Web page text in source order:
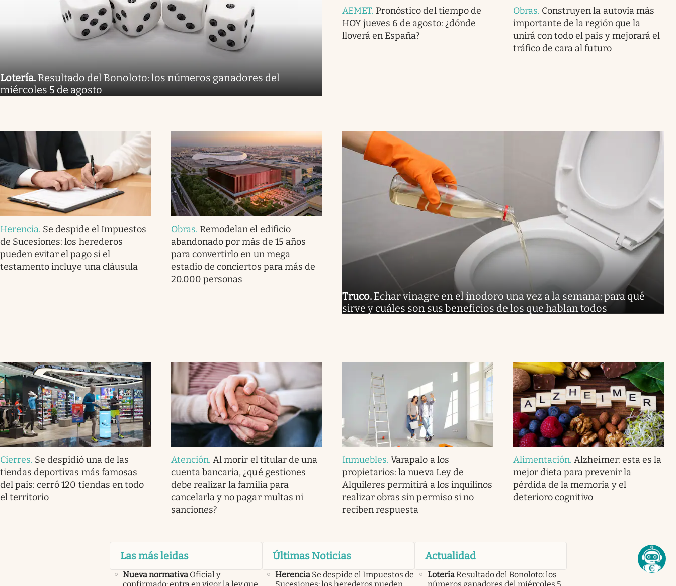
Lotería. Resultado del Bonoloto: los números ganadores del
miércoles 5 de agosto
AEMET. Pronóstico del tiempo de
HOY jueves 6 de agosto: ¿dónde
lloverá en España?
Obras. Construyen la autovía más
importante de la región que la
unirá con todo el país y mejorará el
tráfico de cara al futuro
Herencia. Se despide el Impuestos
de Sucesiones: los herederos
pueden evitar el pago si el
testamento incluye una cláusula
Obras. Remodelan el edificio
abandonado por más de 15 años
para convertirlo en un mega
estadio de conciertos para más de
20.000 personas
Truco. Echar vinagre en el inodoro una vez a la semana: para qué
sirve y cuáles son sus beneficios de los que hablan todos
Cierres. Se despidió una de las
tiendas deportivas más famosas
del país: cerró 120 tiendas en todo
el territorio
Atención.Al morir el titular de una
cuenta bancaria, ¿qué gestiones
debe realizar la familia para
cancelarla y no pagar multas ni
sanciones?
Inmuebles.Varapalo a los
propietarios: la nueva Ley de
Alquileres permitirá a los inquilinos
realizar obras sin permiso si no
reciben respuesta
Alimentación.Alzheimer: esta es la
mejor dieta para prevenir la
pérdida de la memoria y el
deterioro cognitivo
Las más leidas
Nueva normativa Oficial y
Últimas Noticias
Herencia Se despide el Impuestos de
Actualidad
LoteríaResultado del Bonoloto: los